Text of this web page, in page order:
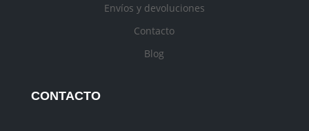
Envíos y devoluciones
Contacto
Blog
CONTACTO